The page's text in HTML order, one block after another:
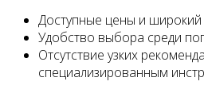
Доступные цены и широкий
Удобство выбора среди
Отсутствие узких
специализированным